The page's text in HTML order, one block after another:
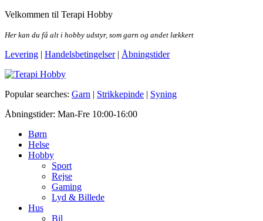
Skip
the
Velkommen til Terapi Hobby
Her kan du få alt i hobby udstyr, som garn og andet lækkert
Levering | Handelsbetingelser| Åbningstider
Terapi Hobby
Popular searches: Garn | Strikkepinde | Syning
Åbningstider: Man-Fre 10:00-16:00
Børn
Helse
Hobby
Sport
Rejse
Gaming
Lyd & Billede
Hus
Bil